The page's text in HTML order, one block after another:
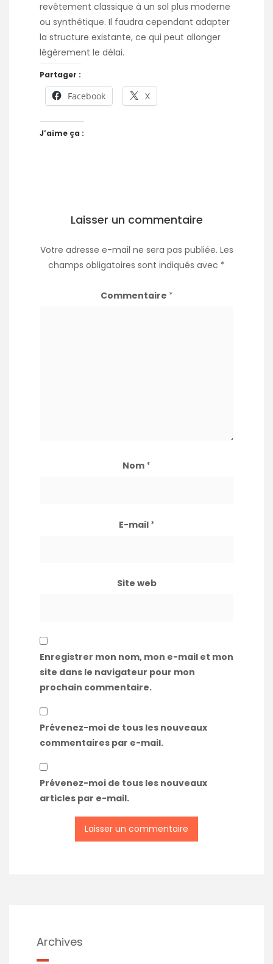
revêtement classique à un sol plus moderne
ou synthétique. Il faudra cependant adapter
la structure existante, ce qui peut allonger
légèrement le délai.
Partager :
Facebook X
J’aime ça :
Laisser un commentaire
Votre adresse e-mail ne sera pas publiée. Les
champs obligatoires sont indiqués avec *
Commentaire *
Nom *
E-mail *
Site web
Enregistrer mon nom, mon e-mail et mon
site dans le navigateur pour mon
prochain commentaire.
Prévenez-moi de tous les nouveaux
commentaires par e-mail.
Prévenez-moi de tous les nouveaux
articles par e-mail.
Archives